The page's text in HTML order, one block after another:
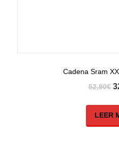
Cadena Sram
52,90€
LEER